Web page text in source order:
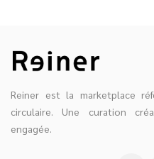
Reiner est la marketplace
circulaire. Une curation
engagée.